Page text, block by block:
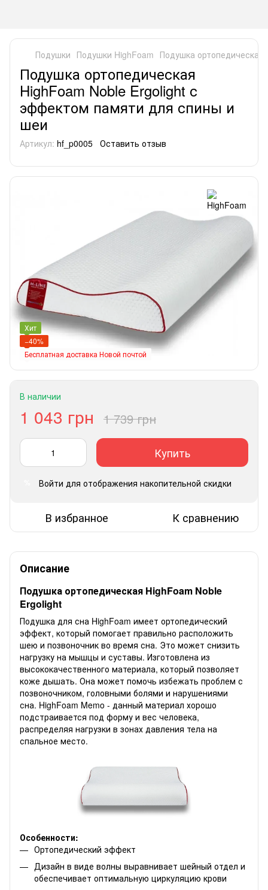
Подушки Подушки HighFoam Подушка
Подушка ортопедическая
HighFoam Noble Ergolight с
эффектом памяти для спины и
шеи
Артикул: hf_p0005 Оставить отзыв
Хит
−40%
Бесплатная доставка Новой почтой
В наличии
1 043 грн 1 739 грн
Купить
Войти для отображения накопительной скидки
В избранное К сравнению
Описание
Подушка ортопедическая HighFoam Noble
Ergolight
Подушка для сна HighFoam имеет ортопедический
эффект, который помогает правильно расположить
шею и позвоночник во время сна. Это может снизить
нагрузку на мышцы и суставы. Изготовлена из
высококачественного материала, который позволяет
коже дышать. Она может помочь избежать проблем с
позвоночником, головными болями и нарушениями
сна. HighFoam Memo - данный материал хорошо
подстраивается под форму и вес человека,
распределяя нагрузки в зонах давления тела на
спальное место.
Особенности:
Ортопедический эффект
Дизайн в виде волны выравнивает шейный отдел и
обеспечивает оптимальную циркуляцию крови